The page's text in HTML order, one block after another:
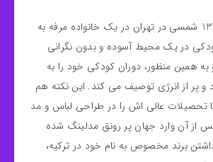
ربکا، که در سال 1377 شمسی در تهران در یک خانواده مرفه به
در یک محیط آسوده و بدون نگرانی
همین منظور، دوران کودکی خود را به
و پر از انرژی توصیف می‌ کند. این نکته هم
تحصیلات عالی‌ اش را در طراحی لباس و مد
از آن وارد جهان پر رونق مدلینگ شده
برند مخصوص به نام خود در ترکیه،